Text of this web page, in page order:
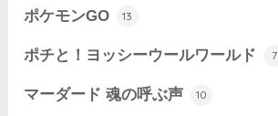
ポケモンGO 13
ポチと！ヨッシーウールワールド 7
マーダード 魂の呼ぶ声 10